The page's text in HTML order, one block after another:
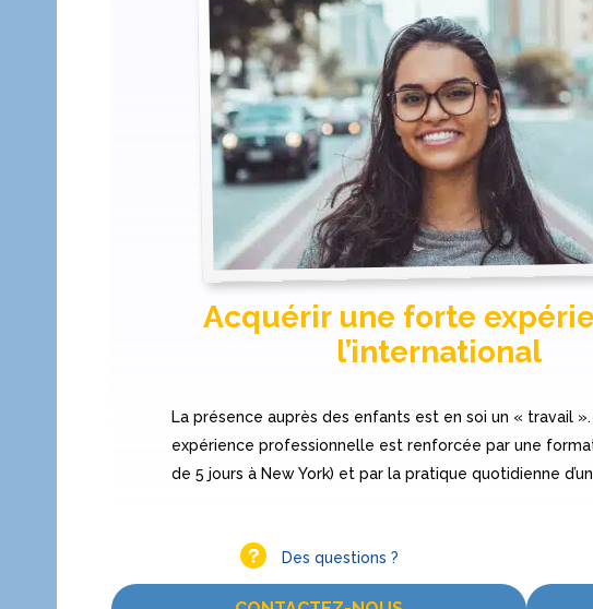
Acquérir une forte
l’international
La présence auprès des enfants est en soi un « travail
expérience professionnelle est renforcée par une
de 5 jours à New York) et par la pratique quotidienne
Des questions ?